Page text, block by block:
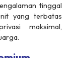
tinggal
yang terbatas
maksimal,